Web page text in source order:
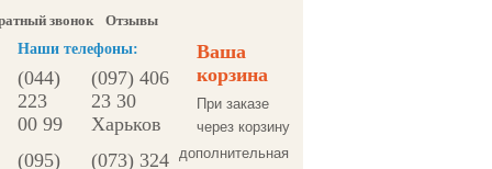
звонок
Отзывы
Наши телефоны:
Ваша
корзина
При заказе
через корзину
дополнительная
(044)
223
00 99
(097) 406
23 30
Харьков
(095)
(073) 324